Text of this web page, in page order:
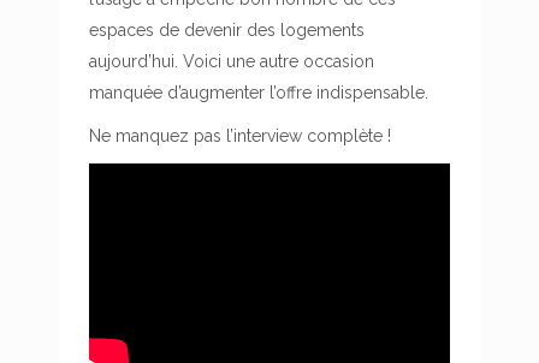
espaces de devenir des logements
aujourd’hui. Voici une autre occasion
manquée d’augmenter l’offre indispensable.
Ne manquez pas l’interview complète !